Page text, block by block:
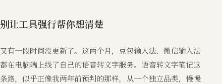
别让工具强行帮你想清楚
又有一段时间没更新了。这两个月，豆包输入法、微信输入法
都在电脑端上线了自己的语音转文字服务。语音转文字笔记这
条路，似乎正像我两年前预判的那样，从一个独立品类，慢慢